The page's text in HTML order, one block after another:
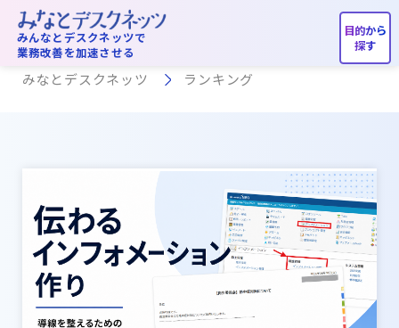
みんなとデスクネッツで
業務改善を加速させる
ランキング
みなとデスクネッツ ランキング